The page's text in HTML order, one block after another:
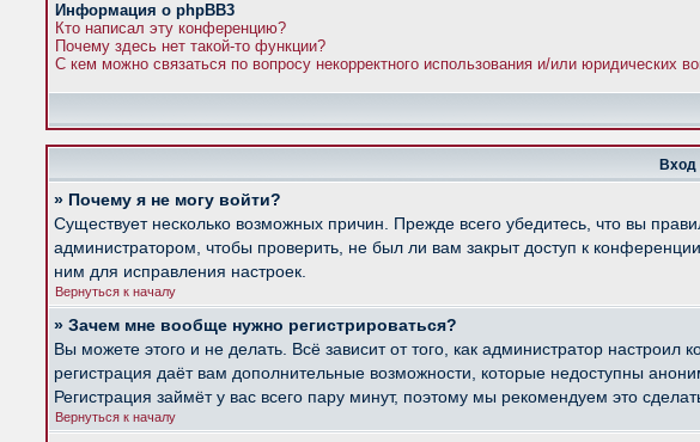
Информация о phpBB3
Кто написал эту конференцию?
Почему здесь нет такой-то функции?
С кем можно связаться по вопросу некорректного использования и/или юридических
Вход
» Почему я не могу войти?
Существует несколько возможных причин. Прежде всего убедитесь, что вы
администратором, чтобы проверить, не был ли вам закрыт доступ к
ним для исправления настроек.
Вернуться к началу
» Зачем мне вообще нужно регистрироваться?
Вы можете этого и не делать. Всё зависит от того, как администратор
регистрация даёт вам дополнительные возможности, которые недоступны
Регистрация займёт у вас всего пару минут, поэтому мы рекомендуем это
Вернуться к началу